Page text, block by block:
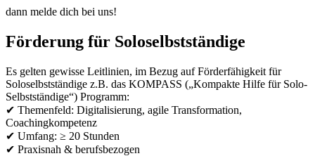
dann melde dich bei uns!
Förderung für Soloselbstständige
Es gelten gewisse Leitlinien, im Bezug auf Förderfähigkeit für
Soloselbstständige z.B. das KOMPASS („Kompakte Hilfe für Solo-
Selbstständige“) Programm:
✔ Themenfeld: Digitalisierung, agile Transformation,
Coachingkompetenz
✔ Umfang: ≥ 20 Stunden
✔ Praxisnah & berufsbezogen